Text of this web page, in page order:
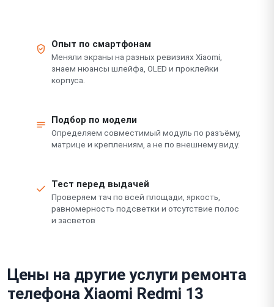
Опыт по смартфонам
Меняли экраны на разных ревизиях Xiaomi,
знаем нюансы шлейфа, OLED и проклейки
корпуса.
Подбор по модели
Определяем совместимый модуль по разъёму,
матрице и креплениям, а не по внешнему виду.
Тест перед выдачей
Проверяем тач по всей площади, яркость,
равномерность подсветки и отсутствие полос
и засветов
Цены на другие услуги ремонта
телефона Xiaomi Redmi 13